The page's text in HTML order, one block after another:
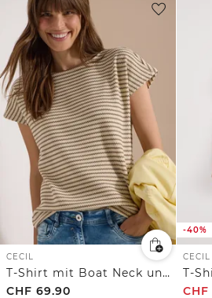
CECIL
T-Shirt mit Boat Neck und Struktur
CHF 69.90
-40%
CECIL
CHF